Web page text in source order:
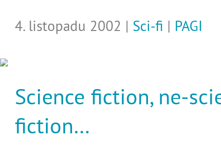
4. listopadu 2002 | Sci-fi | PAGI
Science fiction, ne-
fiction…